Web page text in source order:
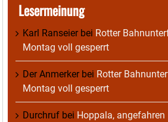
Lesermeinung
Karl Ranseierbei Rotter
Montag voll gesperrt
Der Anmerkerbei Rotter
Montag voll gesperrt
Durchruf bei Hoppala, angefahren